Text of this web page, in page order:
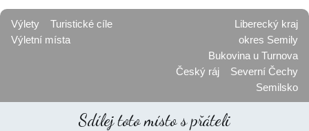
Výlety
Turistické cíle
Výletní místa
Liberecký kraj
okres Semily
Bukovina u Turnova
Český ráj
Severní Čechy
Semilsko
Sdílej toto místo s přáteli